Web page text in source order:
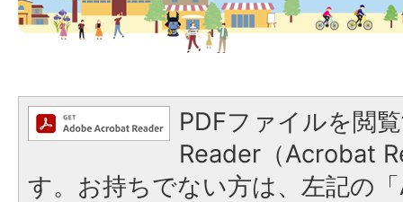
PDFファイルを閲
Reader（Acrobat
す。お持ちでない方は、左記の